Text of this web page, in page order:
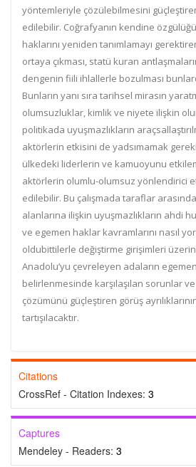
yöntemleriyle çözülebilmesini
edilebilir. Coğrafyanın kendine
haklarını yeniden tanımlamayı
ortaya çıkması, statü kuran
dengenin fiili ihlallerle bozulması
Bunların yanı sıra tarihsel mirasın
olumsuzluklar, kimlik ve niyete ilişkin
politikada uyuşmazlıkların
aktörlerin etkisini de yadsımamak
ülkedeki liderlerin ve kamuoyunu
aktörlerin olumlu-olumsuz yönlendirici
edilebilir. Bu çalışmada taraflar
alanlarına ilişkin uyuşmazlıkların ahdi
ve egemen haklar kavramlarını nasıl
oldubittilerle değiştirme girişimleri
Anadolu’yu çevreleyen adaların
belirlenmesinde karşılaşılan sorunlar
çözümünü güçleştiren görüş
tartışılacaktır.
Citations
CrossRef - Citation Indexes: 3
Captures
Mendeley - Readers: 3